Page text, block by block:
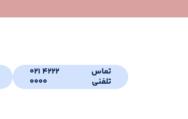
تماس
تلفنی
021 4222
0000